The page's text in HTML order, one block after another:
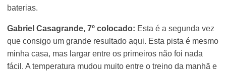
baterias.
Gabriel Casagrande, 7º colocado: Esta é a segunda vez
que consigo um grande resultado aqui. Esta pista é mesmo
minha casa, mas largar entre os primeiros não foi nada
fácil. A temperatura mudou muito entre o treino da manhã e